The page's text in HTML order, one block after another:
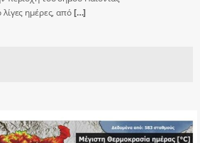
ημέρες, από[…]